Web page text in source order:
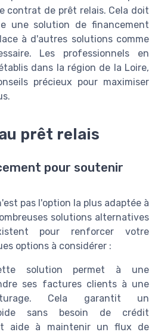
contrat de prêt relais. Cela doit
une solution de financement
à d'autres solutions comme
Les professionnels en
dans la région de la Loire,
précieux pour maximiser
prêt relais
pour soutenir
pas l'option la plus adaptée à
solutions alternatives
pour renforcer votre
options à considérer :
solution permet à une
ses factures clients à une
Cela garantit un
sans besoin de crédit
aide à maintenir un flux de